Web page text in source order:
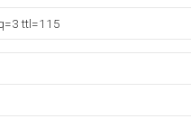
ttl=115